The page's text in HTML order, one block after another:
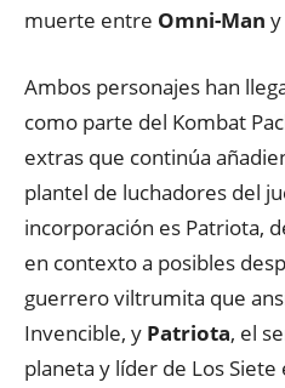
muerte entre Omni-Man y
Ambos personajes han
como parte del Kombat
extras que continúa
plantel de luchadores del
incorporación es Patriota,
en contexto a posibles
guerrero viltrumita que
Invencible, y Patriota, el
planeta y líder de Los Siete